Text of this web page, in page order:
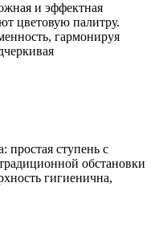
и эффектная
цветовую палитру.
гармонируя
простая ступень с
обстановки
гигиенична,